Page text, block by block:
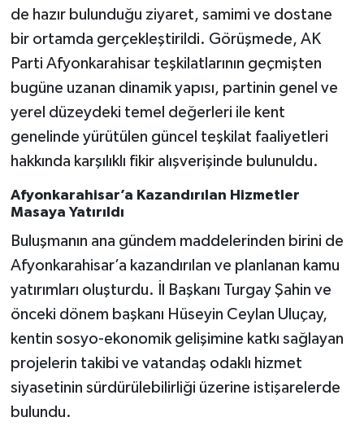
de hazır bulunduğu ziyaret, samimi ve dostane
bir ortamda gerçekleştirildi. Görüşmede, AK
Parti Afyonkarahisar teşkilatlarının geçmişten
bugüne uzanan dinamik yapısı, partinin genel ve
yerel düzeydeki temel değerleri ile kent
genelinde yürütülen güncel teşkilat faaliyetleri
hakkında karşılıklı fikir alışverişinde bulunuldu.
Afyonkarahisar’a Kazandırılan Hizmetler
Masaya Yatırıldı
Buluşmanın ana gündem maddelerinden birini de
Afyonkarahisar’a kazandırılan ve planlanan kamu
yatırımları oluşturdu. İl Başkanı Turgay Şahin ve
önceki dönem başkanı Hüseyin Ceylan Uluçay,
kentin sosyo-ekonomik gelişimine katkı sağlayan
projelerin takibi ve vatandaş odaklı hizmet
siyasetinin sürdürülebilirliği üzerine istişarelerde
bulundu.